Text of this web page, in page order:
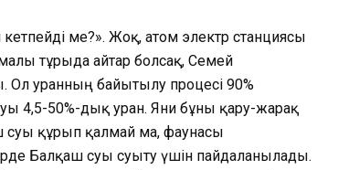
ме?». Жоқ, атом электр станциясы
тұрғыда айтар болсақ, Семей
Ол уранның байытылу процесі 90%
4,5-50%-дық уран. Яғни бұны қару-жарақ
суы құрып қалмай ма, фаунасы
Балқаш суы суыту үшін пайдаланылады.